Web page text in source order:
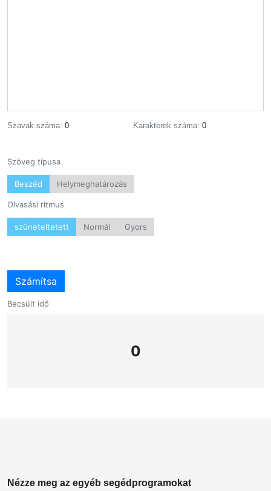
Szavak száma: 0 Karakterek száma: 0
Szöveg típusa
Beszéd Helymeghatározás
Olvasási ritmus
szüneteltetett Normál Gyors
Számítsa
Becsült idő
0
Nézze meg az egyéb segédprogramokat